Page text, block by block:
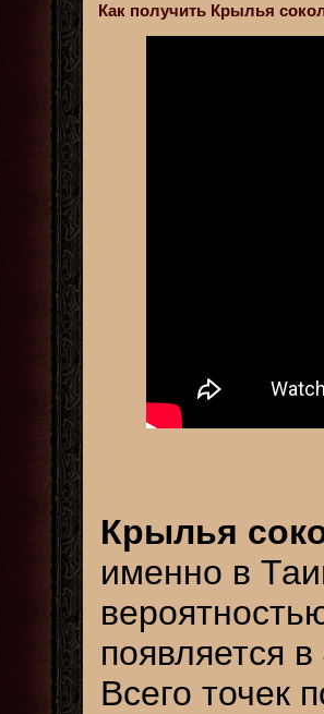
Как получить Крылья
Крылья
именно в
появляется
Всего точек